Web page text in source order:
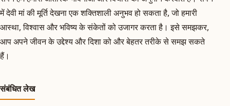
में देवी मां की मूर्ति देखना एक शक्तिशाली अनुभव हो सकता है, जो हमारी
आस्था, विश्वास और भविष्य के संकेतों को उजागर करता है। इसे समझकर,
आप अपने जीवन के उद्देश्य और दिशा को और बेहतर तरीके से समझ सकते
हैं।
संबंधित लेख